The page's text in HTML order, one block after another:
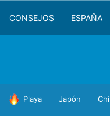
CONSEJOS ESPAÑA
HOY SE HABLA DE
Playa Japón